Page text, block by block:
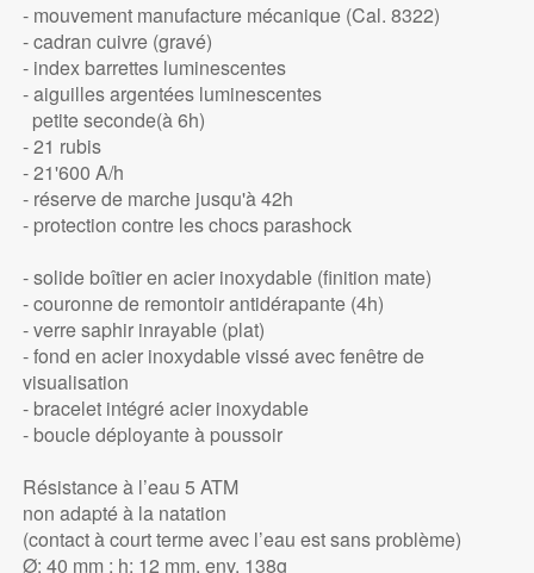
- mouvement manufacture mécanique (Cal. 8322)
- cadran cuivre (gravé)
- index barrettes luminescentes
- aiguilles argentées luminescentes
petite seconde(à 6h)
- 21 rubis
- 21'600 A/h
- réserve de marche jusqu'à 42h
- protection contre les chocs parashock
- solide boîtier en acier inoxydable (finition mate)
- couronne de remontoir antidérapante (4h)
- verre saphir inrayable (plat)
- fond en acier inoxydable vissé avec fenêtre de
visualisation
- bracelet intégré acier inoxydable
- boucle déployante à poussoir
Résistance à l’eau 5 ATM
non adapté à la natation
(contact à court terme avec l’eau est sans problème)
Ø: 40 mm ; h: 12 mm, env. 138g